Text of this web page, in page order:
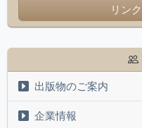
リン
出版物のご案内
企業情報